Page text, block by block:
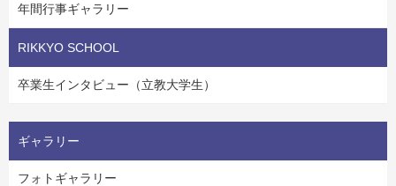
年間行事ギャラリー
RIKKYO SCHOOL
卒業生インタビュー（立教大学生）
ギャラリー
フォトギャラリー